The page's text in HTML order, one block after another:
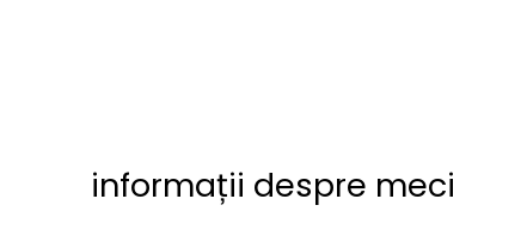
informații despre meci